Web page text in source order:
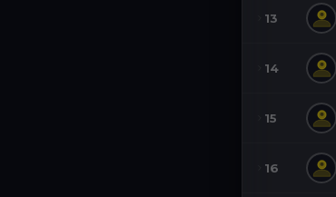
13
14
15
16